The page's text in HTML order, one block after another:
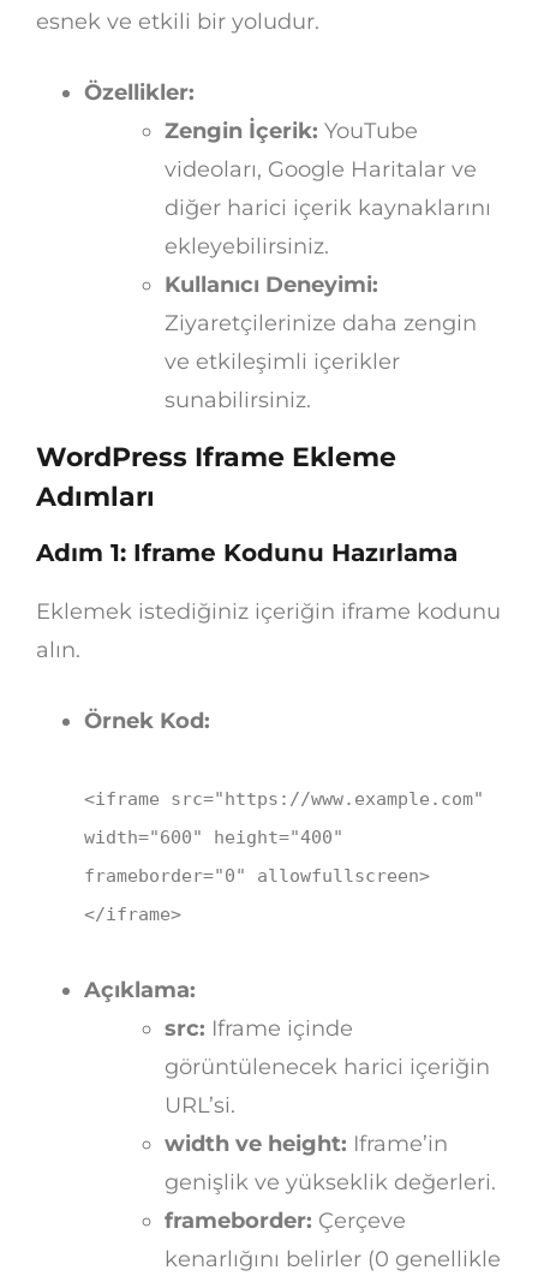
esnek ve etkili bir yoludur.
Özellikler:
Zengin İçerik: YouTube
videoları, Google Haritalar ve
diğer harici içerik kaynaklarını
ekleyebilirsiniz.
Kullanıcı Deneyimi:
Ziyaretçilerinize daha zengin
ve etkileşimli içerikler
sunabilirsiniz.
WordPress Iframe Ekleme
Adımları
Adım 1: Iframe Kodunu Hazırlama
Eklemek istediğiniz içeriğin iframe kodunu
alın.
Örnek Kod:
<iframe src="https://www.example.com"
width="600" height="400"
frameborder="0" allowfullscreen>
</iframe>
Açıklama:
src: Iframe içinde
görüntülenecek harici içeriğin
URL’si.
width ve height: Iframe’in
genişlik ve yükseklik değerleri.
frameborder: Çerçeve
kenarlığını belirler (0 genellikle